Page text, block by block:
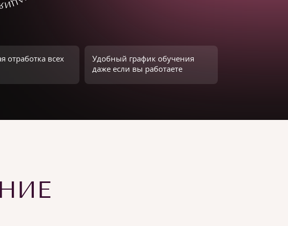
отработка всех
Удобный график обучения
даже если вы работаете